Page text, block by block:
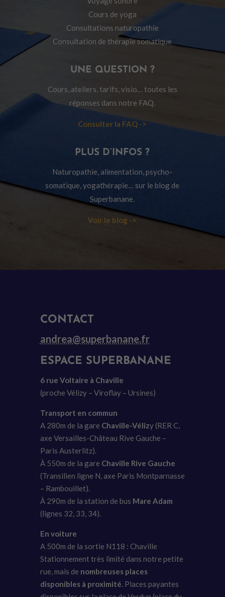
Cours de yoga
Consultations naturopathie
Consultation de thérapie somatique
UNE QUESTION ?
Cours, ateliers, tarifs, visio… toutes les
réponses dans notre FAQ.
Consulter la FAQ ->
PLUS D’INFOS ?
Naturopathie, alimentation, psycho-
somatique, yogathérapie… sur le blog de
Superbanane.
Voir le blog ->
CONTACT
andrea@superbanane.fr
ESPACE SUPERBANANE
6 rue Voltaire à Chaville
(proche Vélizy – Viroflay – Ursines)
Transport en commun
A 280m de la gare Chaville-Vélizy (RER C,
axe Versailles-Château Rive Gauche –
Paris Austerlitz).
À 550m de la gare Chaville Rive Gauche
(Transilien ligne N, axe Paris Montparnasse
– Rambouillet).
À 290m de la station de bus Mare Adam
(lignes 32, 33, 34).
En voiture
A 500m de la sortie N118 : Chaville
Stationnement très limité dans notre petite
rue, mais de nombreuses places
disponibles à proximité. Places payantes